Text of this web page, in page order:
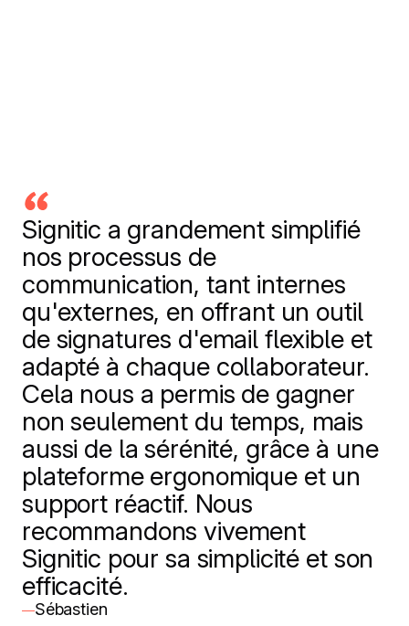
Signitic a grandement simplifié
nos processus de
communication, tant internes
qu'externes, en offrant un outil
de signatures d'email flexible et
adapté à chaque collaborateur.
Cela nous a permis de gagner
non seulement du temps, mais
aussi de la sérénité, grâce à une
plateforme ergonomique et un
support réactif. Nous
recommandons vivement
Signitic pour sa simplicité et son
efficacité.
—Sébastien